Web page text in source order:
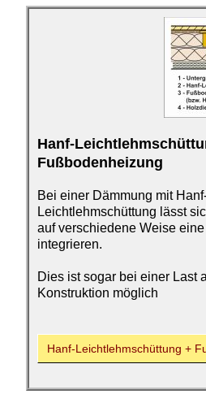
Hanf-
Fußbodenheizung
Bei einer Dämmung mit
Leichtlehmschüttung lässt
auf verschiedene Weise
integrieren.
Dies ist sogar bei einer Last
Konstruktion möglich
Hanf-Leichtlehmschüttung +